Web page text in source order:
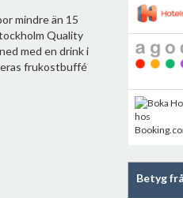
mindre än 15
Quality
med en drink i
frukostbuffé
Betyg